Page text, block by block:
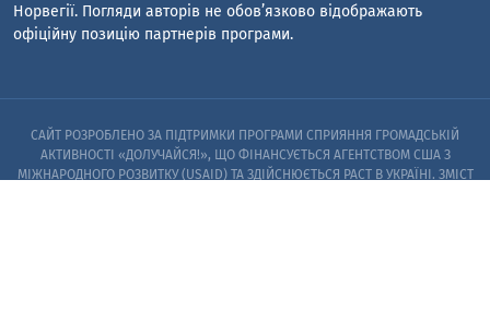
Норвегії. Погляди авторів не обов’язково відображають
офіційну позицію партнерів програми.
САЙТ РОЗРОБЛЕНО ЗА ПІДТРИМКИ ПРОГРАМИ СПРИЯННЯ ГРОМАДСЬКІЙ
АКТИВНОСТІ «ДОЛУЧАЙСЯ!», ЩО ФІНАНСУЄТЬСЯ АГЕНТСТВОМ США З
МІЖНАРОДНОГО РОЗВИТКУ (USAID) ТА ЗДІЙСНЮЄТЬСЯ PACT В УКРАЇНІ. ЗМІСТ